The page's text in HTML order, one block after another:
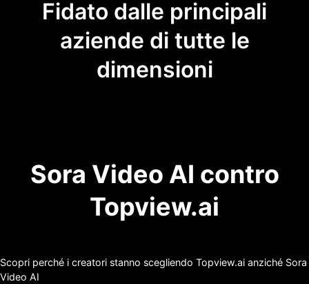
Fidato dalle principali
aziende di tutte le
dimensioni
Sora Video AI contro
Topview.ai
Scopri perché i creatori stanno scegliendo Topview.ai anziché Sora
Video AI